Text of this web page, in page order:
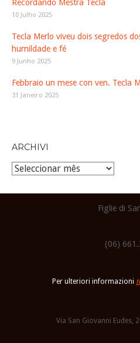
Recordando Mestra Tecla
10 Julho 2025
Tecla Merlo viveu dois segredos
humildade e fé
9 Junho 2025
Febbraio un mese con ven. Tecla
31 Janeiro 2025
ARCHIVI
Archivi
Figlie di
(06)
Per ulteriori informazioni
Via San Giovanni Eudes,